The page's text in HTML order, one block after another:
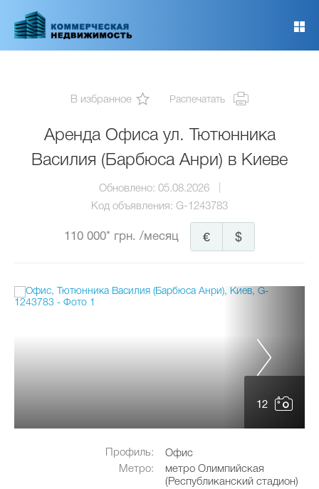
основному
В избранное Распечатать
Аренда Офиса ул. Тютюнника
Василия (Барбюса Анри) в Киеве
Обновлено: 05.08.2026
Код объявления: G-1243783
110 000* грн. /месяц $
€
12
Профиль:
Офис
Метро:
метро Олимпийская
(Республиканский стадион)